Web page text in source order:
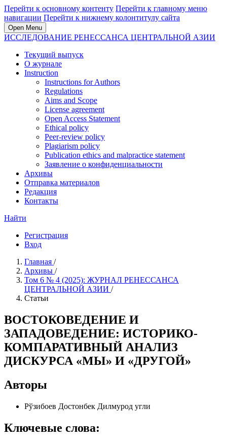
Перейти к основному контенту Перейти к главному меню
навигации Перейти к нижнему колонтитулу сайта
Open Menu
ИССЛЕДОВАНИЕ РЕНЕССАНСА ЦЕНТРАЛЬНОЙ АЗИИ
Текущий выпуск
О журнале
Instruction
Instructions for Authors
Regulations
Aims and Scope
License agreement
Open Access Statement
Ethical policy
Peer-review policy
Plagiarism policy
Publication ethics and malpractice statement
Заявление о конфиденциальности
Архивы
Отправка материалов
Редакция
Контакты
Найти
Регистрация
Вход
Главная /
Архивы /
Том 6 № 4 (2025): ЖУРНАЛ РЕНЕCСАНСА
ЦЕНТРАЛЬНОЙ АЗИИ /
Статьи
ВОСТОКОВЕДЕНИЕ И
ЗАПАДОВЕДЕНИЕ: ИСТОРИКО-
КОМПАРАТИВНЫЙ АНАЛИЗ
ДИСКУРСА «МЫ» И «ДРУГОЙ»
Авторы
Рўзибоев Достонбек Дилмурод угли
Ключевые слова: